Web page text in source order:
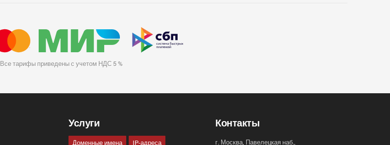
Все тарифы приведены с учетом НДС 5 %
Услуги
Доменные имена IP-адреса
Контакты
г. Москва, Павелецкая наб.,